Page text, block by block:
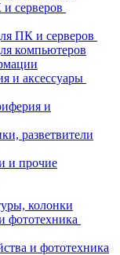
серверов
ПК и серверов
компьютеров
и аксессуары
и
разветвители
и прочие
колонки
фототехника
и фототехника